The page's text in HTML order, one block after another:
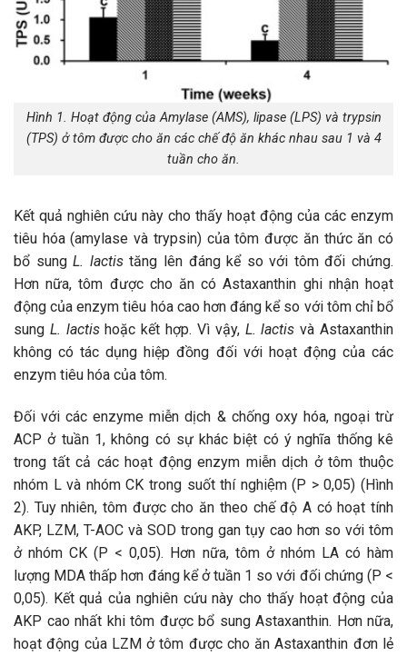
Hình 1. Hoạt động của Amylase (AMS), lipase (LPS) và trypsin
(TPS) ở tôm được cho ăn các chế độ ăn khác nhau sau 1 và 4
tuần cho ăn.
Kết quả nghiên cứu này cho thấy hoạt động của các enzym
tiêu hóa (amylase và trypsin) của tôm được ăn thức ăn có
bổ sungL. lactistăng lên đáng kể so với tôm đối chứng.
Hơn nữa, tôm được cho ăn có Astaxanthin ghi nhận hoạt
động của enzym tiêu hóa cao hơn đáng kể so với tôm chỉ bổ
sung L. lactishoặc kết hợp. Vì vậy, L. lactis và Astaxanthin
không có tác dụng hiệp đồng đối với hoạt động của các
enzym tiêu hóa của tôm.
Đối với các enzyme miễn dịch & chống oxy hóa, ngoại trừ
ACP ở tuần 1, không có sự khác biệt có ý nghĩa thống kê
trong tất cả các hoạt động enzym miễn dịch ở tôm thuộc
nhóm L và nhóm CK trong suốt thí nghiệm (P > 0,05) (Hình
2). Tuy nhiên, tôm được cho ăn theo chế độ A có hoạt tính
AKP, LZM, T-AOC và SOD trong gan tụy cao hơn so với tôm
ở nhóm CK (P < 0,05). Hơn nữa, tôm ở nhóm LA có hàm
lượng MDA thấp hơn đáng kể ở tuần 1 so với đối chứng (P <
0,05). Kết quả của nghiên cứu này cho thấy hoạt động của
AKP cao nhất khi tôm được bổ sung Astaxanthin. Hơn nữa,
hoạt động của LZM ở tôm được cho ăn Astaxanthin đơn lẻ